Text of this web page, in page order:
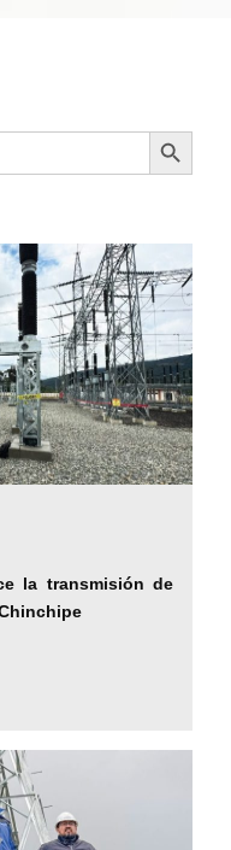
Botón de búsqueda
la transmisión de